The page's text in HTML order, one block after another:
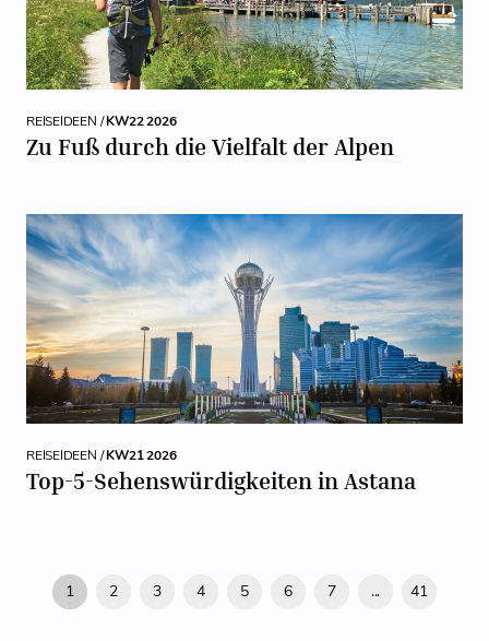
REISEIDEEN /KW22 2026
Zu Fuß durch die Vielfalt der Alpen
REISEIDEEN /KW21 2026
Top-5-Sehenswürdigkeiten in Astana
1 2 3 4 5 6 7 ... 41